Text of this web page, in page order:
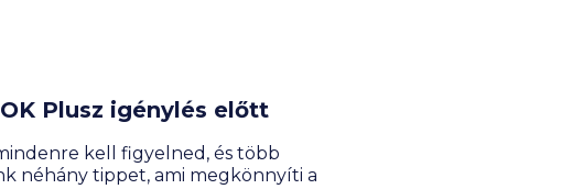
Plusz igénylés előtt
kell figyelned, és több
néhány tippet, ami megkönnyíti a